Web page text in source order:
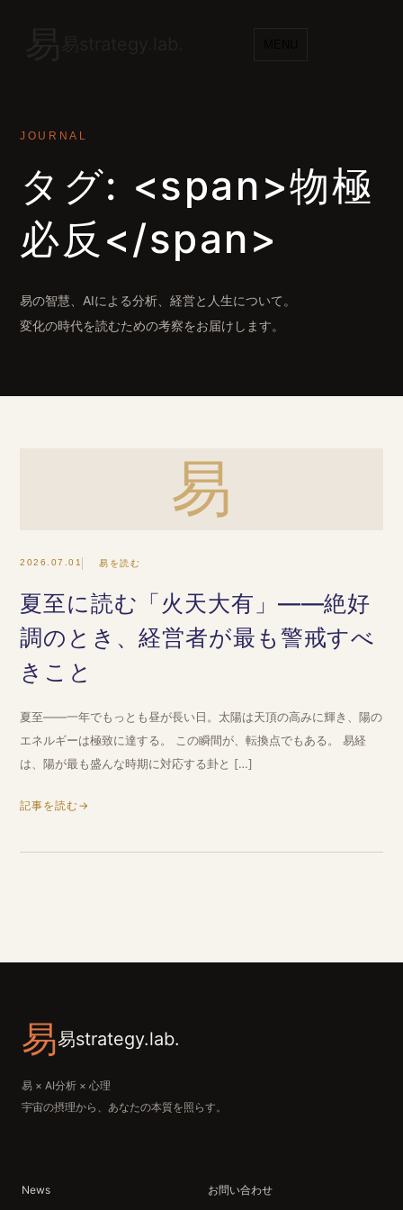
JOURNAL
タグ: <span>物極
必反</span>
易の智慧、AIによる分析、経営と人生について。
変化の時代を読むための考察をお届けします。
易
2026.07.01 易を読む
夏至に読む「火天大有」——絶好
調のとき、経営者が最も警戒すべ
きこと
夏至——一年でもっとも昼が長い日。太陽は天頂の高みに輝き、陽の
エネルギーは極致に達する。 この瞬間が、転換点でもある。 易経
は、陽が最も盛んな時期に対応する卦と […]
記事を読む→
易易strategy.lab.
易 × AI分析 × 心理
宇宙の摂理から、あなたの本質を照らす。
News お問い合わせ